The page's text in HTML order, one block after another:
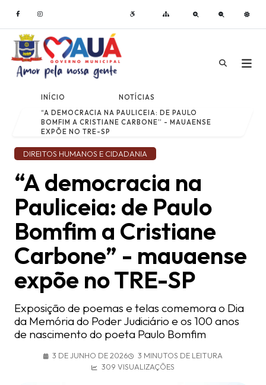
INÍCIO
NOTÍCIAS
“A DEMOCRACIA NA PAULICEIA: DE PAULO
BOMFIM A CRISTIANE CARBONE” - MAUAENSE
EXPÕE NO TRE-SP
DIREITOS HUMANOS E CIDADANIA
“A democracia na
Pauliceia: de Paulo
Bomfim a Cristiane
Carbone” - mauaense
expõe no TRE-SP
Exposição de poemas e telas comemora o Dia
da Memória do Poder Judiciário e os 100 anos
de nascimento do poeta Paulo Bomfim
3 DE JUNHO DE 2026
3 MINUTOS DE LEITURA
309 VISUALIZAÇÕES